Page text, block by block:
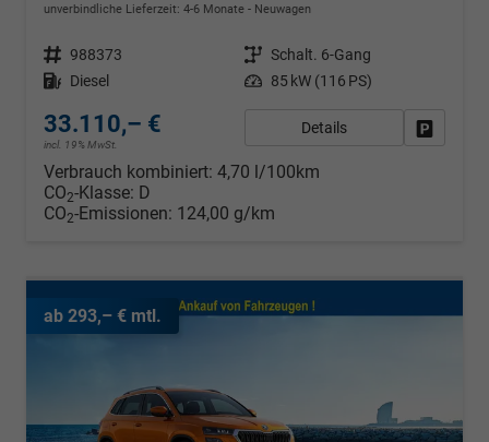
unverbindliche Lieferzeit: 4-6 Monate Neuwagen
Fahrzeugnr. 988373 Getriebe Schalt. 6-Gang
Kraftstoff Diesel Leistung 85 kW (116 PS)
33.110,– €
incl. 19% MwSt.
Details
Verbrauch kombiniert: 4,70 l/100km
CO2-Klasse: D
CO2-Emissionen: 124,00 g/km
ab 293,– € mtl.